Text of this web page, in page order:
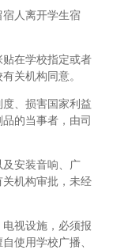
人离开学生宿
在学校指定或者
关机构同意。
、损害国家利益
的当事者，由司
安装音响、广
机构审批，未经
视设施，必须报
使用学校广播、